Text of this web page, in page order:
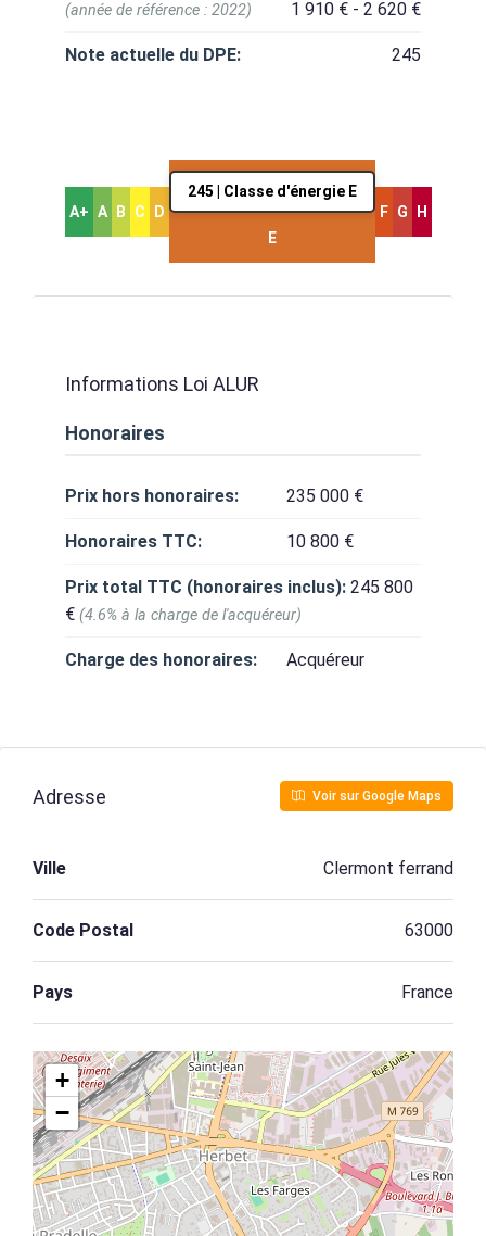
1 910 € - 2 620 €
(année de référence : 2022)
Note actuelle du DPE: 245
A+ A B C D
245 | Classe d'énergie E
E
F G H
Informations Loi ALUR
Honoraires
Prix hors honoraires: 235 000 €
Honoraires TTC: 10 800 €
Prix total TTC (honoraires inclus): 245 800
€ (4.6% à la charge de l'acquéreur)
Charge des honoraires: Acquéreur
Adresse Voir sur Google Maps
Ville Clermont ferrand
Code Postal 63000
Pays France
+
−